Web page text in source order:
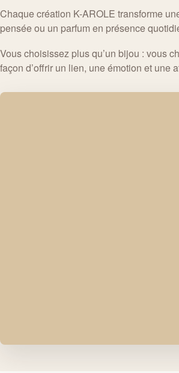
Chaque création K-AROLE transforme
pensée ou un parfum en présence
Vous choisissez plus qu’un bijou : vous
façon d’offrir un lien, une émotion et une